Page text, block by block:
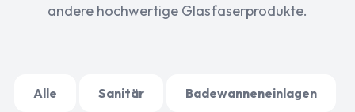
andere hochwertige Glasfaserprodukte.
Alle Sanitär Badewanneneinlagen